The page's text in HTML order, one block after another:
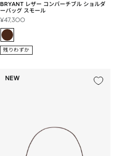
BRYANT レザー コンバーチブル ショルダ
ーバッグ スモール
セ
ー
ル
価
格
¥47,300
残りわずか
NEW